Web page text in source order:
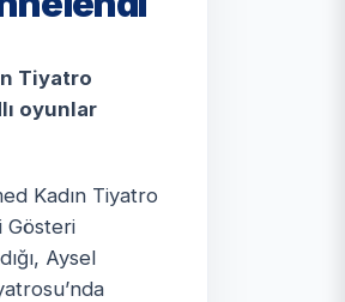
Tiyatro
oyunlar
Kadın Tiyatro
Gösteri
Aysel